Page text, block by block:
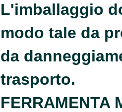
L'imballaggio
modo tale da
da
trasporto.
FERRAMENTA